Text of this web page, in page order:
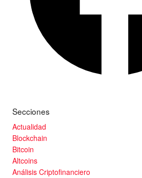
Secciones
Actualidad
Blockchain
Bitcoin
Altcoins
Análisis Criptofinanciero